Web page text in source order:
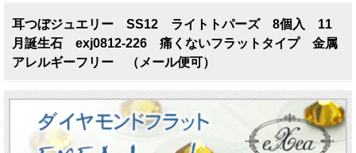
耳つぼジュエリー SS12 ライトトパーズ 8個入 11
月誕生石 exj0812-226 痛くないフラットタイプ 金属
アレルギーフリー （メール便可）